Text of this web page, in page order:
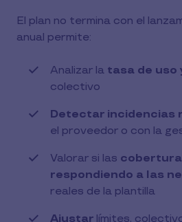
El plan no termina con el
anual permite:
Analizar la tasa de uso
colectivo
Detectar incidencias
el proveedor o con la
Valorar si las
respondiendo a las
reales de la plantilla
Ajustar límites,